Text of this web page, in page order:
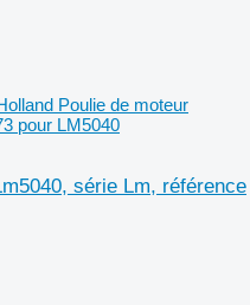
Poulie de moteur
pour LM5040
série Lm, référence